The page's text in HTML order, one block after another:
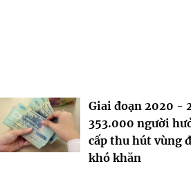
Giai đoạn 2020 -
353.000 người
cấp thu hút vùng
khó khăn